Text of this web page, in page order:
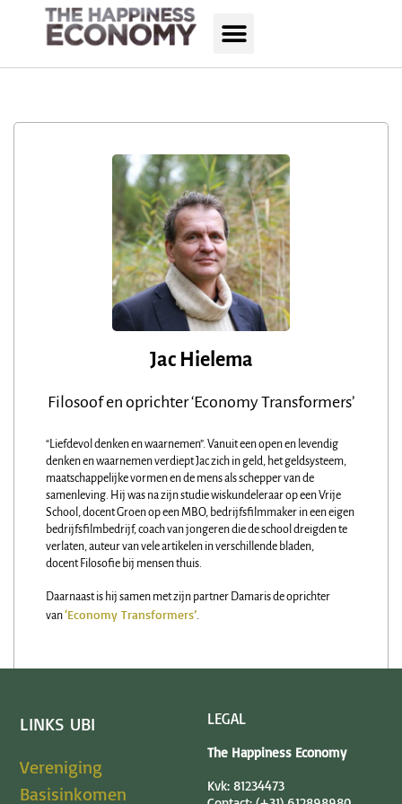
Jac Hielema
Filosoof en oprichter ‘Economy Transformers’
“Liefdevol denken en waarnemen”. Vanuit een open en levendig
denken en waarnemen verdieptJaczich in geld, het geldsysteem,
maatschappelijke vormen en de mens als schepper van de
samenleving. Hij was na zijn studie wiskundeleraar op een Vrije
School, docent Groen op een MBO, bedrijfsfilmmaker in een eigen
bedrijfsfilmbedrijf, coach van jongeren die de school dreigden te
verlaten, auteur van vele artikelen in verschillende bladen,
docent Filosofie bij mensen thuis.
Daarnaast is hij samen met zijn partner Damaris de oprichter
van‘Economy Transformers’.
LINKS UBI
Vereniging
Basisinkomen
LEGAL
The Happiness Economy
Kvk: 81234473